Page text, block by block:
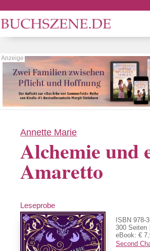
Annette Marie
Alchemie und
Amaretto
Leseprobe
ISBN 978-
300 Seiten
eBook: €
Second